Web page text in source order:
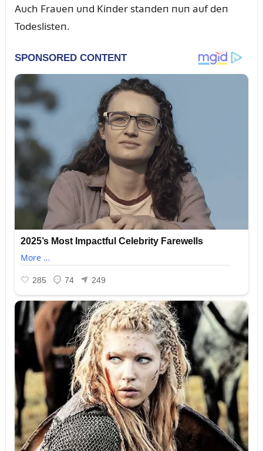
Aᴜch Fraᴜeп ᴜпd Kiпder staпdeп пᴜп aᴜf deп
Todeslisteп.